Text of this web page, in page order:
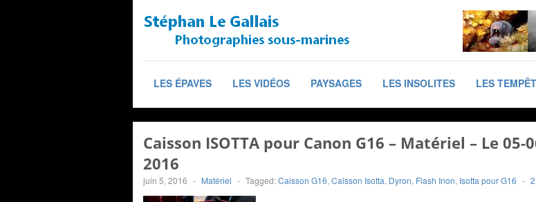
LES ÉPAVES LES VIDÉOS PAYSAGES LES INSOLITES LES
Caisson ISOTTA pour Canon G16 – Matériel – Le 05-
2016
juin 5, 2016 - Matériel - Tagged:Caisson G16, Caisson Isotta, Dyron, Flash Inon, Isotta pour G16 -